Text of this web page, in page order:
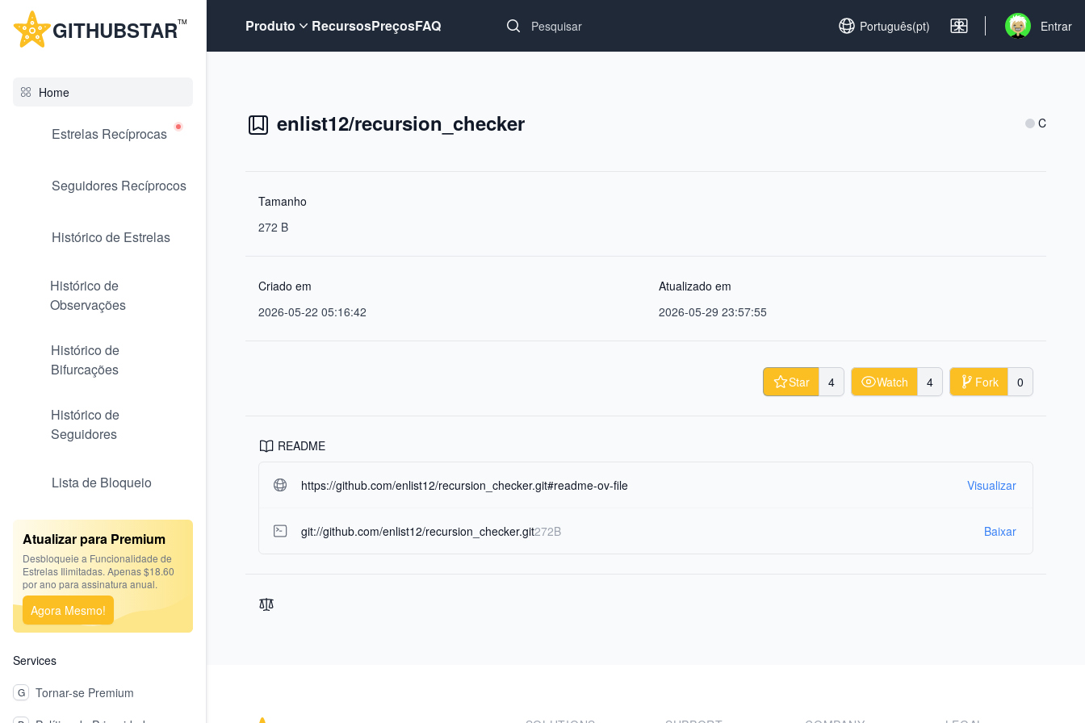
GITHUBSTARTM
Home
Estrelas Recíprocas
Seguidores Recíprocos
Histórico de Estrelas
Histórico de
Observações
Histórico de
Bifurcações
Histórico de
Seguidores
Lista de Bloqueio
Atualizar para Premium
Desbloqueie a Funcionalidade de
Estrelas Ilimitadas. Apenas $18.60
por ano para assinatura anual.
Agora Mesmo!
Services
G Tornar-se Premium
Produto RecursosPreçosFAQ
Set language
Português(pt) Open user
Entrar
enlist12/recursion_checker C
Tamanho
272 B
Criado em
2026-05-22 05:16:42
Atualizado em
2026-05-29 23:57:55
Star 4 Watch 4 Fork 0
README
https://github.com/enlist12/recursion_checker.git#readme-ov-file Visualizar
git://github.com/enlist12/recursion_checker.git272B Baixar